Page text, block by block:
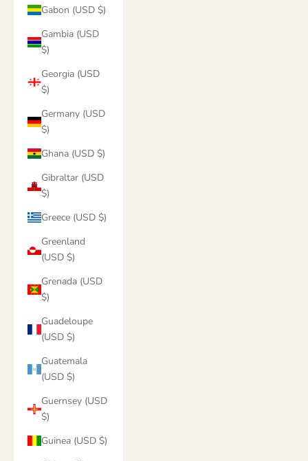
Gabon (USD $)
Gambia (USD
$)
Georgia (USD
$)
Germany (USD
$)
Ghana (USD $)
Gibraltar (USD
$)
Greece (USD $)
Greenland
(USD $)
Grenada (USD
$)
Guadeloupe
(USD $)
Guatemala
(USD $)
Guernsey (USD
$)
Guinea (USD $)